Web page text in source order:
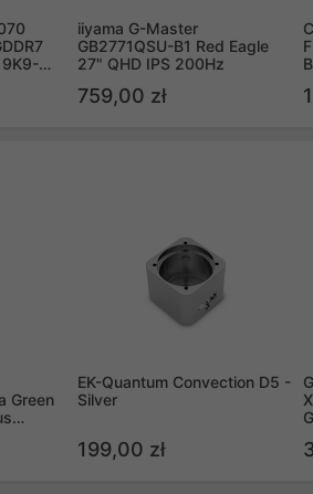
iiyama G-Master
GB2771QSU-B1 Red Eagle
27" QHD IPS 200Hz
759,00 zł
Green
EK-Quantum Convection D5 -
Silver
199,00 zł